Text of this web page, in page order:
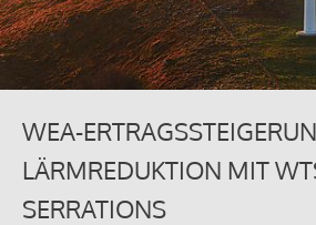
WEA-
LÄRMREDUKTION MIT
SERRATIONS